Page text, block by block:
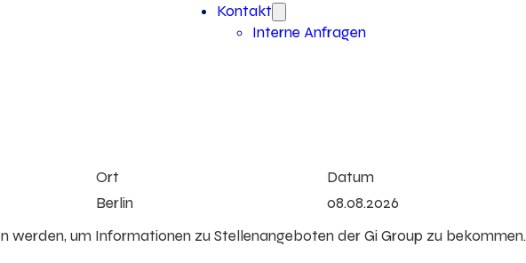
Kontakt
Interne Anfragen
Ort
Berlin
Datum
08.08.2026
werden, um Informationen zu Stellenangeboten der Gi Group zu bekommen.